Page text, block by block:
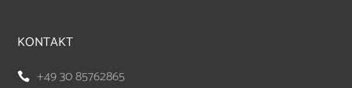
KONTAKT
 +49 30 85762865